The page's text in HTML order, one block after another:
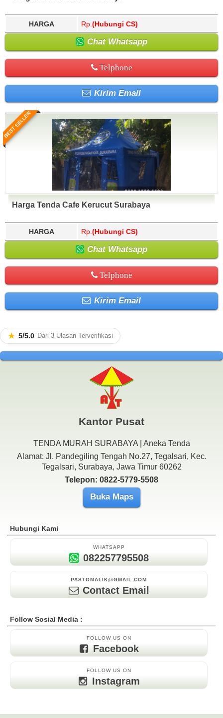
HARGA Rp. (Hubungi CS)
Chat Whatsapp
Telphone
Kirim Email
BEST SELLER
Harga Tenda Cafe Kerucut Surabaya
HARGA Rp. (Hubungi CS)
Chat Whatsapp
Telphone
Kirim Email
★ 5/5.0 Dari 3 Ulasan Terverifikasi
Kantor Pusat
TENDA MURAH SURABAYA | Aneka Tenda
Alamat: Jl. Pandegiling Tengah No.27, Tegalsari, Kec.
Tegalsari, Surabaya, Jawa Timur 60262
Telepon: 0822-5779-5508
Buka Maps
Hubungi Kami
WHATSAPP
082257795508
PASTOMALIK@GMAIL.COM
Contact Email
Follow Sosial Media :
FOLLOW US ON
Facebook
FOLLOW US ON
Instagram